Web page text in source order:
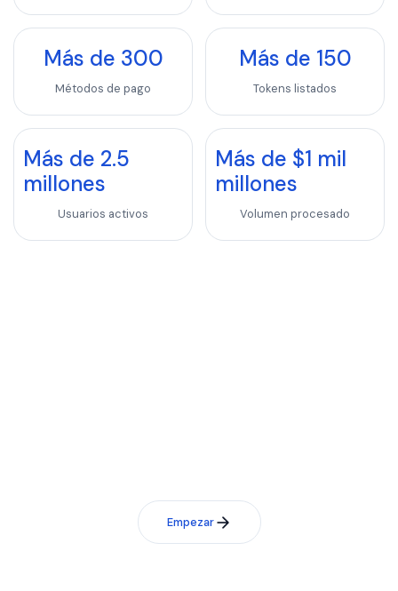
Más de 300
Métodos de pago
Más de 150
Tokens listados
Más de 2.5
millones
Usuarios activos
Más de $1 mil
millones
Volumen procesado
Empezar